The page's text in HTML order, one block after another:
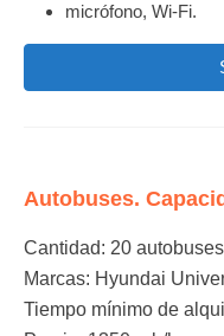
micrófono, Wi-Fi.
Autobuses.
Cantidad: 20
Мarcas: Hyundai
Tiempo mínimo de